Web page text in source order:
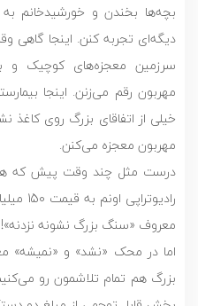
بچه‌ها بخندن و خورشیدخانم
دیگه‌ای تجربه کنن. اینجا گاهی
سرزمین معجزه‌های کوچیک و
مهربون رقم می‌زنن. اینجا
خیلی از اتفاقای بزرگ روی
مهربون معجزه می‌کنن.
درست مثل چند وقت پیش که
معروف «سنگ بزرگ نشونه نزدنه»!
اما در محک «نشد» و «نمیشه»
بزرگ هم تمام تلاشمون رو